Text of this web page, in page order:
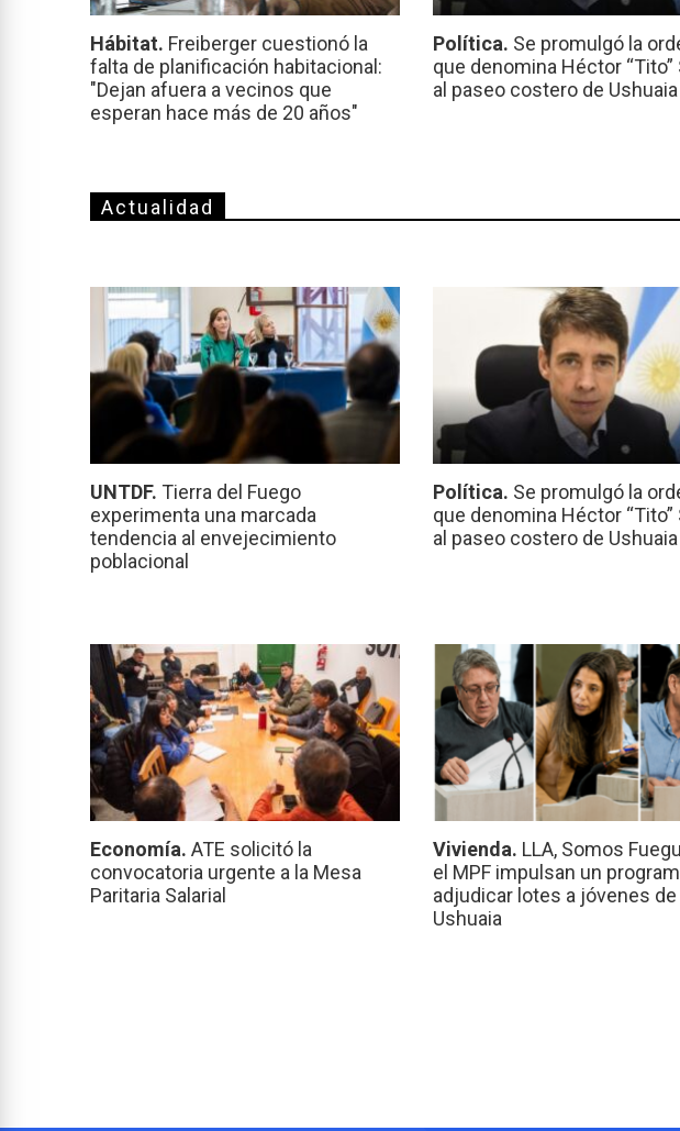
Hábitat. Freiberger cuestionó la
falta de planificación habitacional:
"Dejan afuera a vecinos que
esperan hace más de 20 años"
Política. Se promulgó la
que denomina Héctor “Tito”
al paseo costero de Ushuaia
Actualidad
UNTDF. Tierra del Fuego
experimenta una marcada
tendencia al envejecimiento
poblacional
Política. Se promulgó la
que denomina Héctor “Tito”
al paseo costero de Ushuaia
Economía. ATE solicitó la
convocatoria urgente a la Mesa
Paritaria Salarial
Vivienda. LLA, Somos
el MPF impulsan un
adjudicar lotes a jóvenes de
Ushuaia